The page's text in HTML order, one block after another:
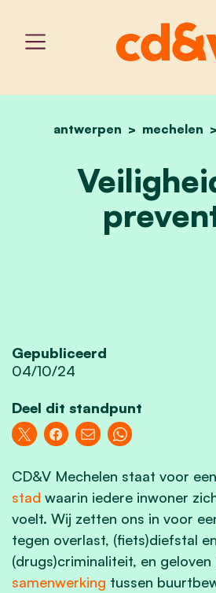
home
antwerpen mechelen
Gepubliceerd
04/10/24
Deel dit standpunt
CD&V Mechelen staat voor een
stad waarin iedere inwoner
voelt. Wij zetten ons in voor
tegen overlast, (fiets)diefstal en
(drugs)criminaliteit, en geloven
samenwerking tussen